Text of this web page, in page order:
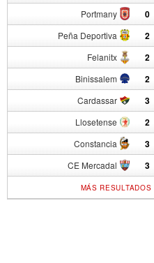
Portmany 0
Peña Deportiva 2
Felanitx 2
Binissalem 2
Cardassar 3
Llosetense 2
Constancia 3
CE Mercadal 3
MÁS RESULTADOS